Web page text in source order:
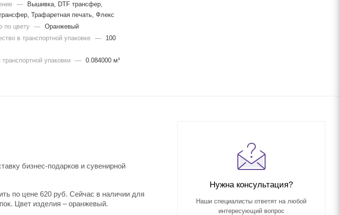
—
Вышивка, DTF трансфер,
Трафаретная печать, Флекс
по цвету
—
Оранжевый
в транспортной упаковке
—
100
упаковки
— 0.084000 м³
бизнес-подарков и сувенирной
по цене 620 руб. Сейчас в наличии для
Цвет изделия – оранжевый.
Нужна консультация?
Наши специалисты ответят на любой
интересующий вопрос